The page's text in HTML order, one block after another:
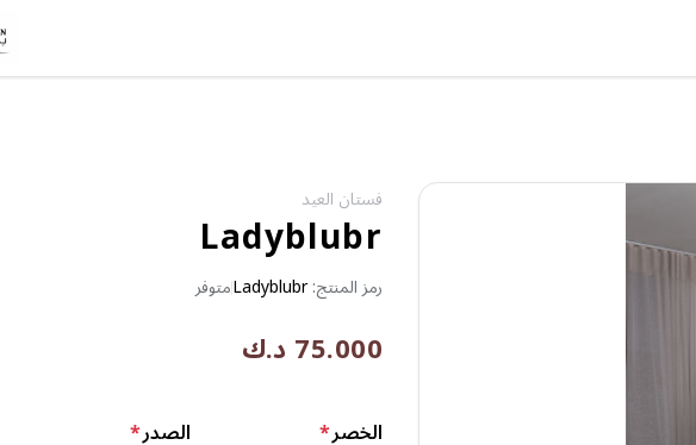
فستان العيد
Ladyblubr
رمز المنتج:Ladyblubrمتوفر
75.000 د.ك
الخصر* الصدر*